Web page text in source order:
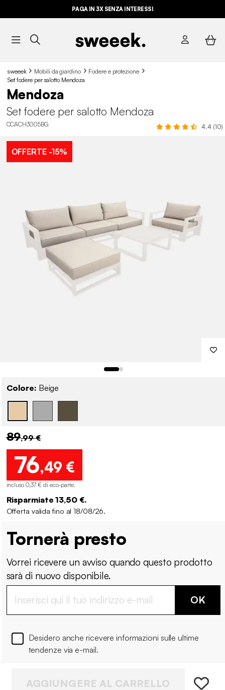
PAGA IN 3X SENZA INTERESSI
sweeek Mobili da giardino
Fodere e protezione
Set fodere per salotto Mendoza
Mendoza
Set fodere per salotto Mendoza
CCACH3005BG 4.4 (10)
OFFERTE-15%
Colore: Beige
89,99 €
76,49 €
incluso 0,37 € di eco-parte.
Risparmiate 13,50 €.
Offerta valida fino al 18/08/26.
Tornerà presto
Vorrei ricevere un avviso quando questo prodotto
sarà di nuovo disponibile.
OK
Desidero anche ricevere informazioni sulle ultime
tendenze via e-mail.
AGGIUNGERE AL CARRELLO